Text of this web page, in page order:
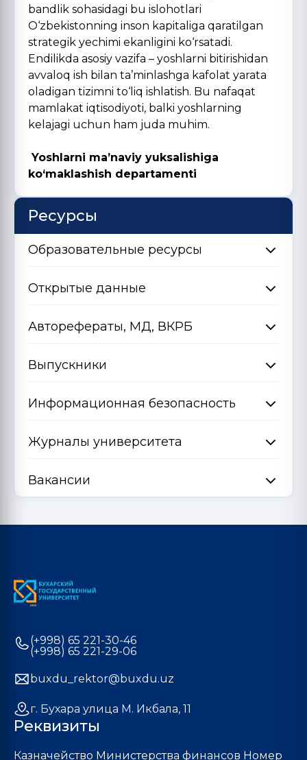
bandlik sohasidagi bu islohotlari
О‘zbekistonning inson kapitaliga qaratilgan
strategik yechimi ekanligini kо‘rsatadi.
Endilikda asosiy vazifa – yoshlarni bitirishidan
avvaloq ish bilan ta’minlashga kafolat yarata
oladigan tizimni tо‘liq ishlatish. Bu nafaqat
mamlakat iqtisodiyoti, balki yoshlarning
kelajagi uchun ham juda muhim.
Yoshlarni ma’naviy yuksalishiga
kо‘maklashish departamenti
Ресурсы
Образовательные ресурсы
Открытые данные
Авторефераты, МД, ВКРБ
Выпускники
Информационная безопасность
Журналы университета
Вакансии
(+998) 65 221-30-46
(+998) 65 221-29-06
buxdu_rektor@buxdu.uz
г. Бухара улица М. Икбала, 11
Реквизиты
Казначейство Министерства финансов Номер